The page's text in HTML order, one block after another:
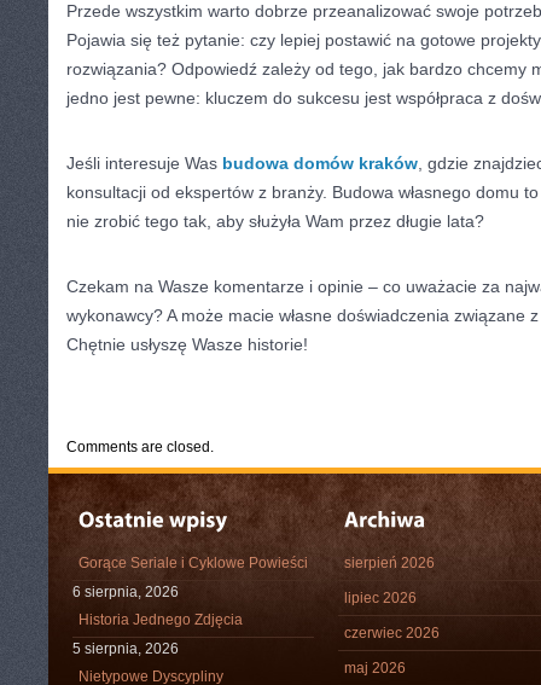
Przede wszystkim warto dobrze przeanalizować swoje
Pojawia się też pytanie: czy lepiej postawić na gotowe
rozwiązania? Odpowiedź zależy od tego, jak bardzo chcemy
jedno jest pewne: kluczem do sukcesu jest współpraca z
Jeśli interesuje Was budowa domów kraków , gdzie
konsultacji od ekspertów z branży. Budowa własnego domu
nie zrobić tego tak, aby służyła Wam przez długie lata?
Czekam na Wasze komentarze i opinie – co uważacie za
wykonawcy? A może macie własne doświadczenia związane
Chętnie usłyszę Wasze historie!
Comments are closed.
Gorące Seriale i Cyklowe Powieści
6 sierpnia, 2026
Historia Jednego Zdjęcia
5 sierpnia, 2026
Nietypowe Dyscypliny
sierpień 2026
lipiec 2026
czerwiec 2026
maj 2026